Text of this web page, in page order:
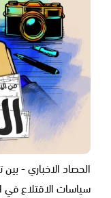
الحصاد الاخباري -
سياسات الاقتلاع في النقب -